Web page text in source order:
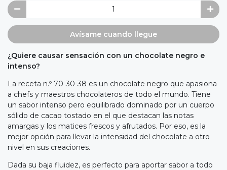
Avísame cuando llegue
¿Quiere causar sensación con un chocolate negro e
intenso?
La receta n.º 70-30-38 es un chocolate negro que apasiona
a chefs y maestros chocolateros de todo el mundo. Tiene
un sabor intenso pero equilibrado dominado por un cuerpo
sólido de cacao tostado en el que destacan las notas
amargas y los matices frescos y afrutados. Por eso, es la
mejor opción para llevar la intensidad del chocolate a otro
nivel en sus creaciones.
Dada su baja fluidez, es perfecto para aportar sabor a todo